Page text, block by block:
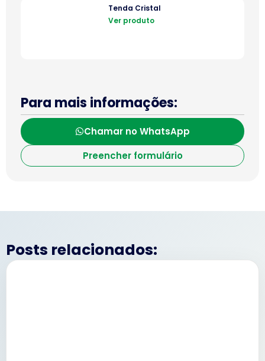
Tenda Cristal
Ver produto
Para mais informações:
Chamar no WhatsApp
Preencher formulário
Posts relacionados: